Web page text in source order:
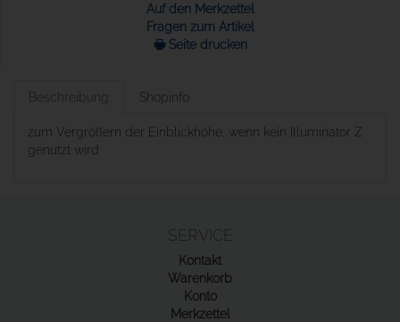
Auf den Merkzettel
Fragen zum Artikel
🖶 Seite drucken
Beschreibung Shopinfo
zum Vergrößern der Einblickhöhe, wenn kein Illuminator Z
genutzt wird
SERVICE
Kontakt
Warenkorb
Konto
Merkzettel